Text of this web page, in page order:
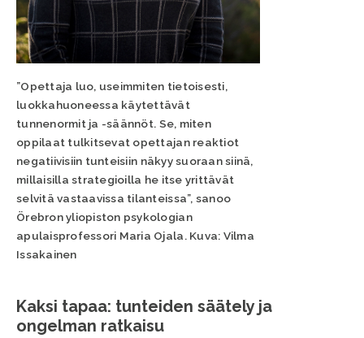
”Opettaja luo, useimmiten tietoisesti,
luokkahuoneessa käytettävät
tunnenormit ja -säännöt. Se, miten
oppilaat tulkitsevat opettajan reaktiot
negatiivisiin tunteisiin näkyy suoraan siinä,
millaisilla strategioilla he itse yrittävät
selvitä vastaavissa tilanteissa”, sanoo
Örebron yliopiston psykologian
apulaisprofessori Maria Ojala. Kuva: Vilma
Issakainen
Kaksi tapaa: tunteiden säätely ja
ongelman ratkaisu